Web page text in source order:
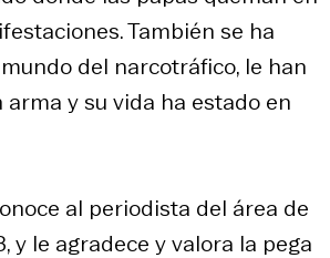
También se ha
del narcotráfico, le han
y su vida ha estado en
al periodista del área de
y le agradece y valora la pega